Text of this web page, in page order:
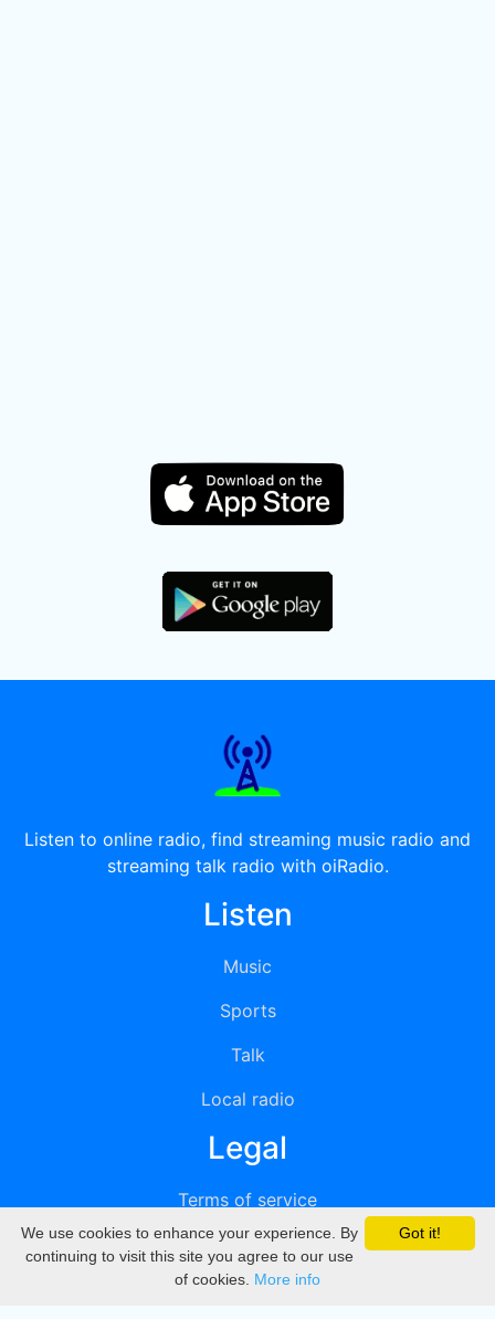
Listen to online radio, find streaming music radio and
streaming talk radio with oiRadio.
Listen
Music
Sports
Talk
Local radio
Legal
Terms of service
Privacy
DMCA
Got it!
We use cookies to enhance your experience. By
continuing to visit this site you agree to our use
of cookies. More info